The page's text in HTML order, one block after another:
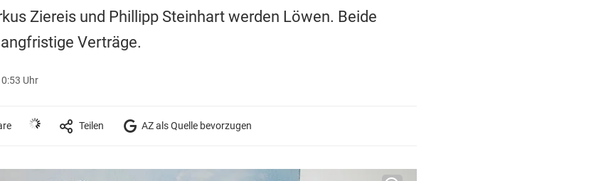
Ziereis und Phillipp Steinhart werden Löwen. Beide
Verträge.
Uhr
Teilen AZ als Quelle bevorzugen